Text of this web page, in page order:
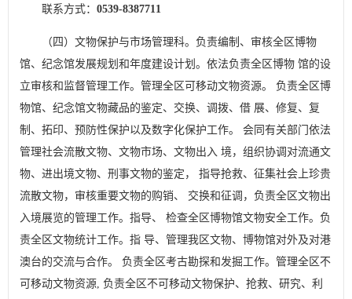
联系方式：0539-8387711
（四）文物保护与市场管理科。负责编制、审核全区博物
馆、纪念馆发展规划和年度建设计划。依法负责全区博物 馆的设
立审核和监督管理工作。管理全区可移动文物资源。 负责全区博
物馆、纪念馆文物藏品的鉴定、交换、调拨、借 展、修复、复
制、拓印、预防性保护以及数字化保护工作。 会同有关部门依法
管理社会流散文物、文物市场、文物出入 境，组织协调对流通文
物、进出境文物、刑事文物的鉴定， 指导抢救、征集社会上珍贵
流散文物，审核重要文物的购销、 交换和征调，负责全区文物出
入境展览的管理工作。指导、 检查全区博物馆文物安全工作。负
责全区文物统计工作。指 导、管理我区文物、博物馆对外及对港
澳台的交流与合作。 负责全区考古勘探和发掘工作。管理全区不
可移动文物资源, 负责全区不可移动文物保护、抢救、研究、利